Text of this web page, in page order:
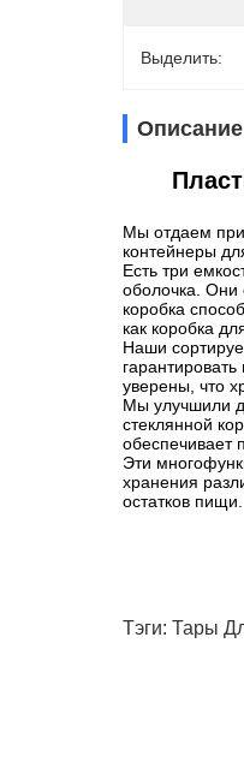
Выделить:
Мы отдаем
контейнеры
Есть три
оболочка. Они
коробка
как коробка
Наши
уверены, что
Мы улучшили
стеклянной
обеспечивает
Эти
хранения
остатков пищи.
Тэги: Тары